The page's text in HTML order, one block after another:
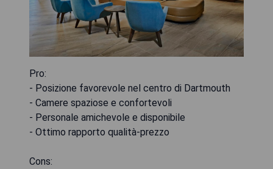
Pro:
- Posizione favorevole nel centro di Dartmouth
- Camere spaziose e confortevoli
- Personale amichevole e disponibile
- Ottimo rapporto qualità-prezzo
Cons: